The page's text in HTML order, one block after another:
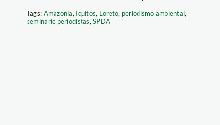
Tags: Amazonía, Iquitos, Loreto, periodismo ambiental,
seminario periodistas,SPDA